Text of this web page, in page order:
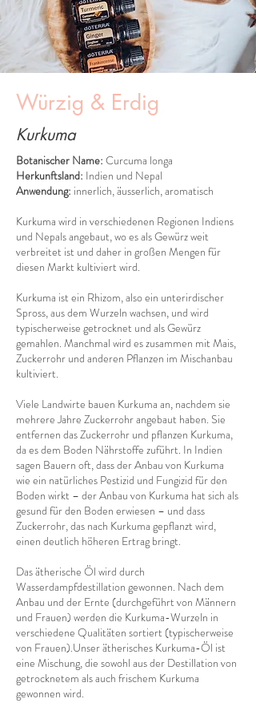
Würzig & Erdig
Kurkuma
Botanischer Name: Curcuma longa
Herkunftsland: Indien und Nepal
Anwendung: innerlich, äusserlich, aromatisch
​Kurkuma wird in verschiedenen Regionen Indiens
und Nepals angebaut, wo es als Gewürz weit
verbreitet ist und daher in großen Mengen für
diesen Markt kultiviert wird.
Kurkuma ist ein Rhizom, also ein unterirdischer
Spross, aus dem Wurzeln wachsen, und wird
typischerweise getrocknet und als Gewürz
gemahlen. Manchmal wird es zusammen mit Mais,
Zuckerrohr und anderen Pflanzen im Mischanbau
kultiviert.
Viele Landwirte bauen Kurkuma an, nachdem sie
mehrere Jahre Zuckerrohr angebaut haben. Sie
entfernen das Zuckerrohr und pflanzen Kurkuma,
da es dem Boden Nährstoffe zuführt. In Indien
sagen Bauern oft, dass der Anbau von Kurkuma
wie ein natürliches Pestizid und Fungizid für den
Boden wirkt – der Anbau von Kurkuma hat sich als
gesund für den Boden erwiesen – und dass
Zuckerrohr, das nach Kurkuma gepflanzt wird,
einen deutlich höheren Ertrag bringt.​
Das ätherische Öl wird durch
Wasserdampfdestillation gewonnen. Nach dem
Anbau und der Ernte (durchgeführt von Männern
und Frauen) werden die Kurkuma-Wurzeln in
verschiedene Qualitäten sortiert (typischerweise
von Frauen).Unser ätherisches Kurkuma-Öl ist
eine Mischung, die sowohl aus der Destillation von
getrocknetem als auch frischem Kurkuma
gewonnen wird.​